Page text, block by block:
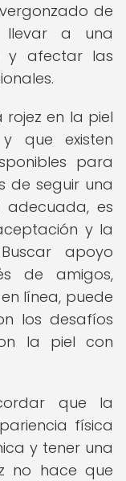
de
llevar a una
y afectar las
en la piel
que existen
para
de seguir una
es
y la
apoyo
de amigos,
línea, puede
los desafíos
la piel con
que la
física
y tener una
no hace que